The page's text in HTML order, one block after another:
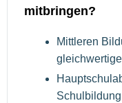
mitbringen?
Mittleren